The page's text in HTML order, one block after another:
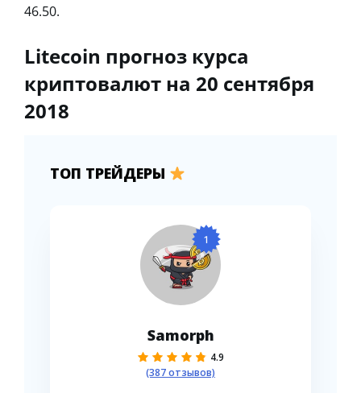
46.50.
Litecoin прогноз курса
криптовалют на 20 сентября
2018
ТОП ТРЕЙДЕРЫ
1
Samorph
4.9
(387 отзывов)